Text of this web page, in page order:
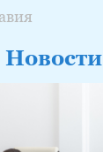
Новости